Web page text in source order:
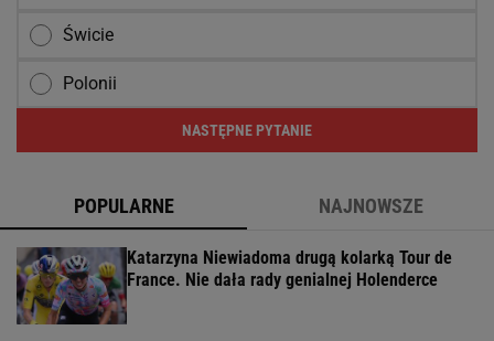
Świcie
Polonii
NASTĘPNE PYTANIE
POPULARNE NAJNOWSZE
Katarzyna Niewiadoma drugą kolarką Tour de
France. Nie dała rady genialnej Holenderce